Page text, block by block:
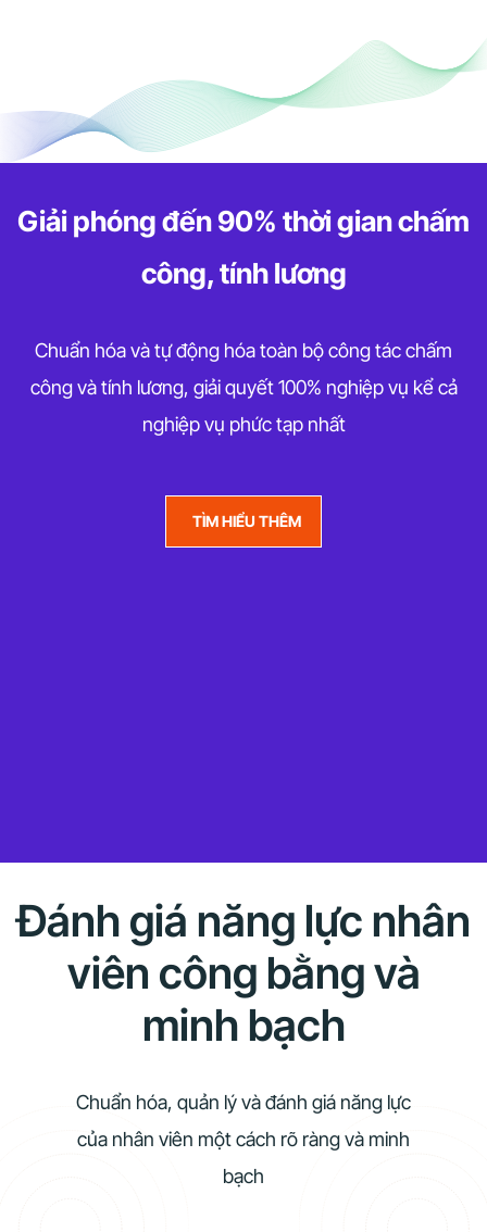
Giải phóng đến 90% thời gian chấm
công, tính lương
Chuẩn hóa và tự động hóa toàn bộ công tác chấm
công và tính lương, giải quyết 100% nghiệp vụ kể cả
nghiệp vụ phức tạp nhất
TÌM HIỂU THÊM
Đánh giá năng lực nhân
viên công bằng và
minh bạch
Chuẩn hóa, quản lý và đánh giá năng lực
của nhân viên một cách rõ ràng và minh
bạch